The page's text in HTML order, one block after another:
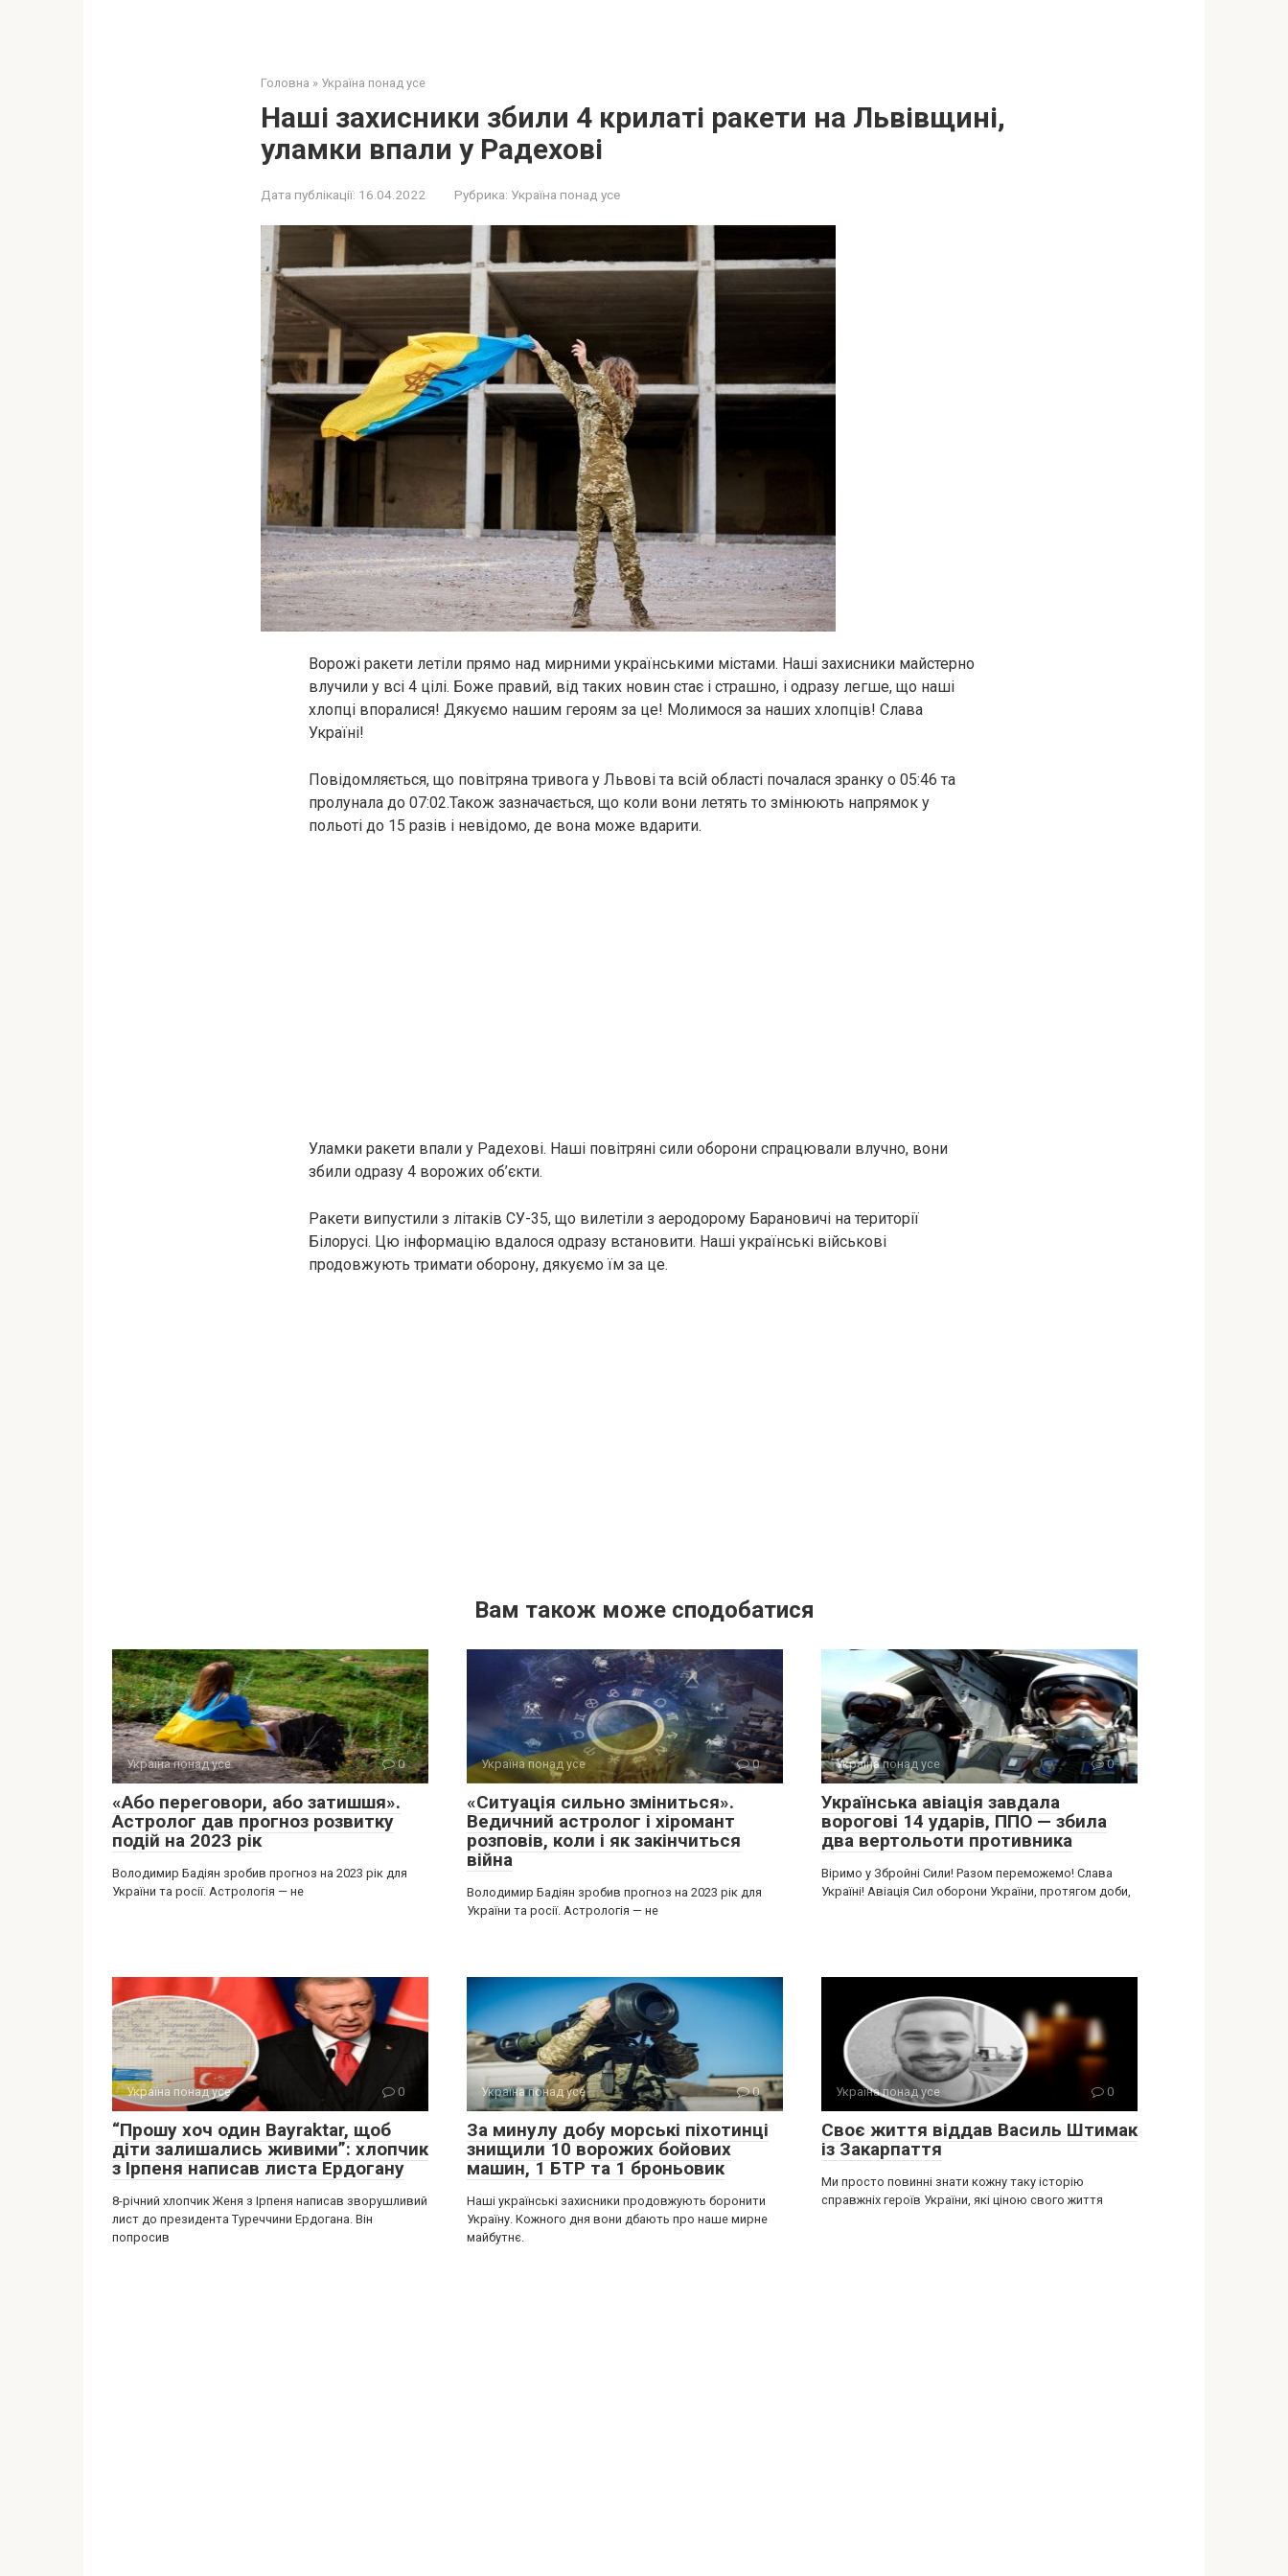
Головна » Україна понад усе
Наші захисники збили 4 крилаті ракети на Львівщині,
уламки впали у Радехові
Дата публікації: 16.04.2022 Рубрика: Україна понад усе
Ворожі ракети летіли прямо над мирними українськими містами. Наші захисники майстерно
влучили у всі 4 цілі. Боже правий, від таких новин стає і страшно, і одразу легше, що наші
хлопці впоралися! Дякуємо нашим героям за це! Молимося за наших хлопців! Слава
Україні!
Повідомляється, що повітряна тривога у Львові та всій області почалася зранку о 05:46 та
пролунала до 07:02.Також зазначається, що коли вони летять то змінюють напрямок у
польоті до 15 разів і невідомо, де вона може вдарити.
Уламки ракети впали у Радехові. Наші повітряні сили оборони спрацювали влучно, вони
збили одразу 4 ворожих об’єкти.
Ракети випустили з літаків СУ-35, що вилетіли з аеродорому Барановичі на території
Білорусі. Цю інформацію вдалося одразу встановити. Наші українські військові
продовжують тримати оборону, дякуємо їм за це.
Вам також може сподобатися
Україна понад усе 0
«Або переговори, або затишшя».
Астролог дав прогноз розвитку
подій на 2023 рік
Володимир Бадіян зробив прогноз на 2023 рік для
України та росії. Астрологія — не
Україна понад усе 0
«Ситуація сильно зміниться».
Ведичний астролог і хіромант
розповів, коли і як закінчиться
війна
Володимир Бадіян зробив прогноз на 2023 рік для
України та росії. Астрологія — не
Україна понад усе 0
Українська авіація завдала
ворогові 14 ударів, ППО — збила
два вертольоти противника
Віримо у Збройні Сили! Разом переможемо! Слава
Україні! Авіація Сил оборони України, протягом доби,
Україна понад усе 0
“Прошу хоч один Bayraktar, щоб
діти залишались живими”: хлопчик
з Ірпеня написав листа Ердогану
8-річний хлопчик Женя з Ірпеня написав зворушливий
лист до президента Туреччини Ердогана. Він
попросив
Україна понад усе 0
За минулу добу морські піхотинці
знищили 10 ворожих бойових
машин, 1 БТР та 1 броньовик
Наші українські захисники продовжують боронити
Україну. Кожного дня вони дбають про наше мирне
майбутнє.
Україна понад усе 0
Своє життя віддав Василь Штимак
із Закарпаття
Ми просто повинні знати кожну таку історію
справжніх героїв України, які ціною свого життя